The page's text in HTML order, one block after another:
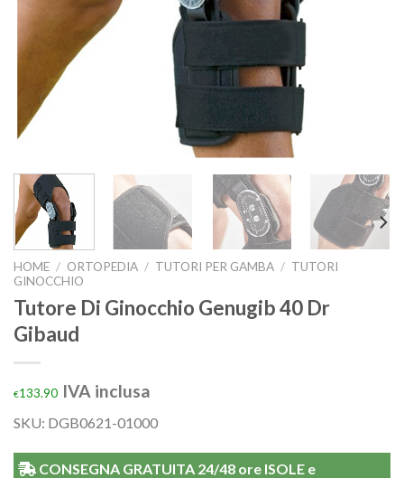
HOME / ORTOPEDIA / TUTORI PER GAMBA / TUTORI
GINOCCHIO
Tutore Di Ginocchio Genugib 40 Dr
Gibaud
€133.90 IVA inclusa
SKU: DGB0621-01000
CONSEGNA GRATUITA 24/48 ore ISOLE e